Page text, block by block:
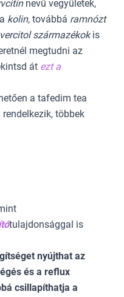
nevű vegyületek,
kolin, továbbá ramnózt
származékokis
megtudni az
át ezt a
a tafedim tea
többek
tulajdonsággal is
nyújthat az
és a reflux
csillapíthatja a